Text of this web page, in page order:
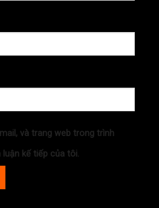
và trang web trong trình
kế tiếp của tôi.